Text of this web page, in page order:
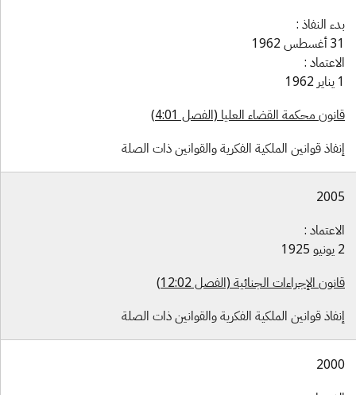
النفاذ :
:
محكمة القضاء العليا (الفصل 4:01)
قوانين الملكية الفكرية والقوانين ذات الصلة
:
الإجراءات الجنائية (الفصل 12:02)
قوانين الملكية الفكرية والقوانين ذات الصلة